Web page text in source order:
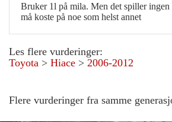
Bruker 1l på mila. Men det spiller
må koste på noe som helst annet
Les flere vurderinger:
Toyota > Hiace > 2006-2012
Flere vurderinger fra samme